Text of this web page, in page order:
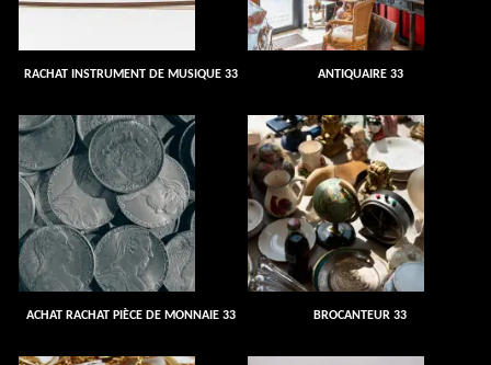
RACHAT INSTRUMENT DE MUSIQUE 33 ANTIQUAIRE 33
ACHAT RACHAT PIÈCE DE MONNAIE 33 BROCANTEUR 33